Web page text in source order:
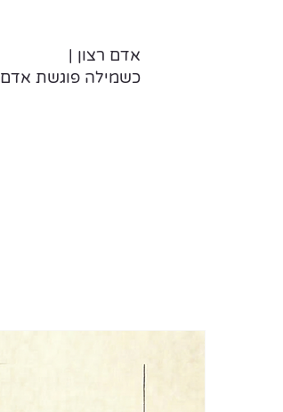
אדם רצון |
כשמילה פוגשת אדם